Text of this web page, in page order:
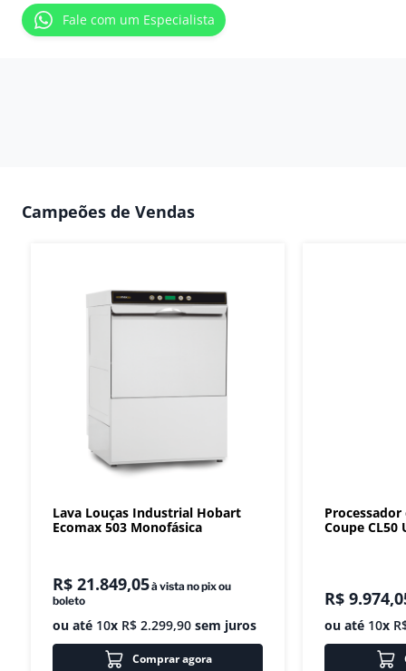
Fale com um Especialista
Campeões de Vendas
Lava Louças Industrial Hobart
Ecomax 503 Monofásica
R$ 21.849,05à vista no pix ou
boleto
ou até 10x R$ 2.299,90 sem juros
Comprar agora
Coupe CL50
R$ 9.974,
ou até 10x